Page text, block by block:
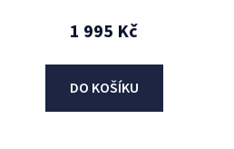
1 995 Kč
DO KOŠÍKU